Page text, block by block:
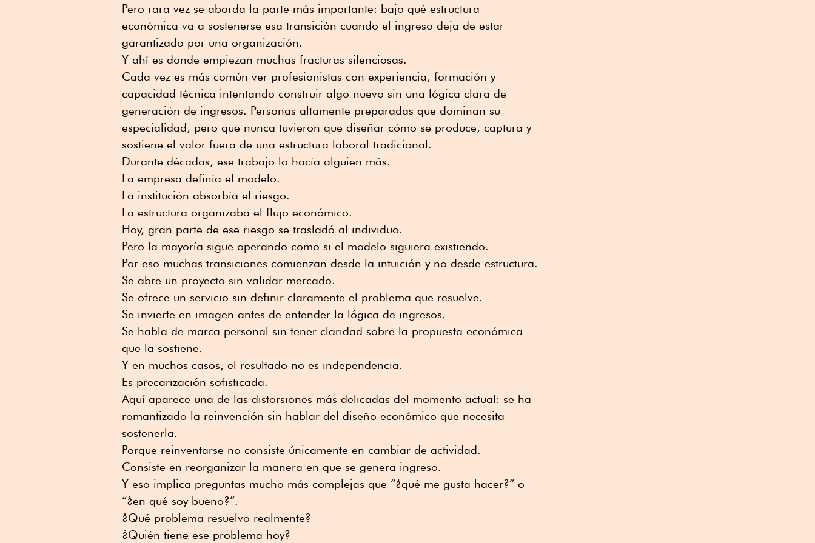
Pero rara vez se aborda la parte más importante: bajo qué estructura
económica va a sostenerse esa transición cuando el ingreso deja de estar
garantizado por una organización.
Y ahí es donde empiezan muchas fracturas silenciosas.
Cada vez es más común ver profesionistas con experiencia, formación y
capacidad técnica intentando construir algo nuevo sin una lógica clara de
generación de ingresos. Personas altamente preparadas que dominan su
especialidad, pero que nunca tuvieron que diseñar cómo se produce, captura y
sostiene el valor fuera de una estructura laboral tradicional.
Durante décadas, ese trabajo lo hacía alguien más.
La empresa definía el modelo.
La institución absorbía el riesgo.
La estructura organizaba el flujo económico.
Hoy, gran parte de ese riesgo se trasladó al individuo.
Pero la mayoría sigue operando como si el modelo siguiera existiendo.
Por eso muchas transiciones comienzan desde la intuición y no desde estructura.
Se abre un proyecto sin validar mercado.
Se ofrece un servicio sin definir claramente el problema que resuelve.
Se invierte en imagen antes de entender la lógica de ingresos.
Se habla de marca personal sin tener claridad sobre la propuesta económica
que la sostiene.
Y en muchos casos, el resultado no es independencia.
Es precarización sofisticada.
Aquí aparece una de las distorsiones más delicadas del momento actual: se ha
romantizado la reinvención sin hablar del diseño económico que necesita
sostenerla.
Porque reinventarse no consiste únicamente en cambiar de actividad.
Consiste en reorganizar la manera en que se genera ingreso.
Y eso implica preguntas mucho más complejas que “¿qué me gusta hacer?” o
“¿en qué soy bueno?”.
¿Qué problema resuelvo realmente?
¿Quién tiene ese problema hoy?